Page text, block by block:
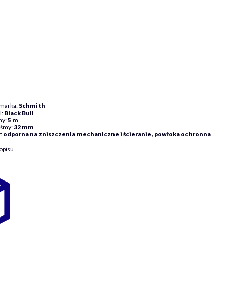
Schmith
Black Bull
5 m
32 mm
odporna na zniszczenia mechaniczne i ścieranie, powłoka ochronna